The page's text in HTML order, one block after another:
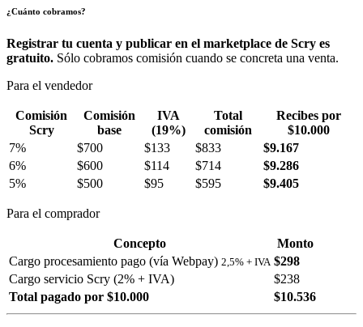
¿Cuánto cobramos?
Registrar tu cuenta y publicar en el marketplace de Scry es
gratuito. Sólo cobramos comisión cuando se concreta una venta.
Para el vendedor
Comisión
Scry
Comisión
base
IVA
(19%)
Total
comisión
Recibes por
$10.000
7%
$700 $133 $833
$9.167
6%
$600 $114 $714
$9.286
5%
$500 $95 $595 $9.405
Para el comprador
Concepto
Monto
Cargo procesamiento pago (vía Webpay) 2,5% + IVA $298
Cargo servicio Scry (2% + IVA)
$238
Total pagado por $10.000
$10.536